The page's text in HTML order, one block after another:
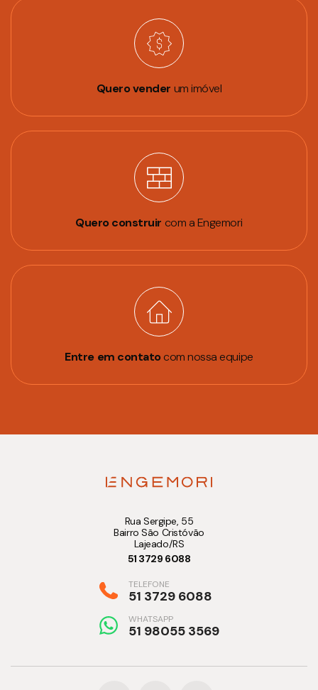
Quero vender um imóvel
Quero construir com a Engemori
Entre em contatocom nossa equipe
Rua Sergipe, 55
Bairro São Cristóvão
Lajeado/RS
51 3729 6088
TELEFONE
51 3729 6088
WHATSAPP
51 98055 3569